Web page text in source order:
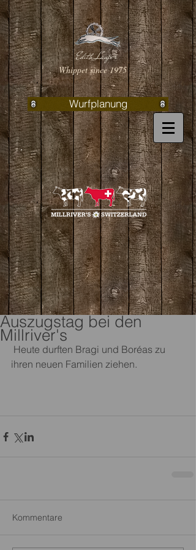
Edith Lauper
Whippet since 1975
Wurfplanung
Auszugstag bei den
Millriver's
ihren neuen Familien ziehen.
Kommentare